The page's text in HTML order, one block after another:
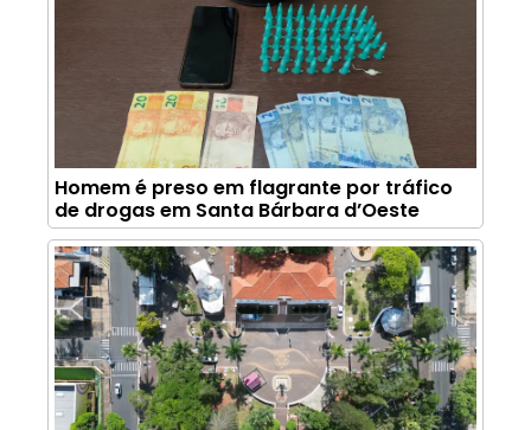
Homem é preso em flagrante por tráfico
de drogas em Santa Bárbara d’Oeste